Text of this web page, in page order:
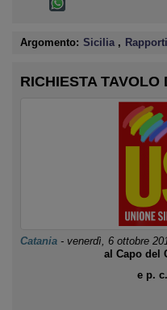
Argomento: Sicilia ,
RICHIESTA TAVOLO
Catania - venerdì, 6 ottobre
al Capo del
e p. c.